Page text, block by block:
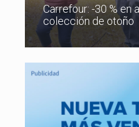
Carrefour: -30 % en
colección de otoño